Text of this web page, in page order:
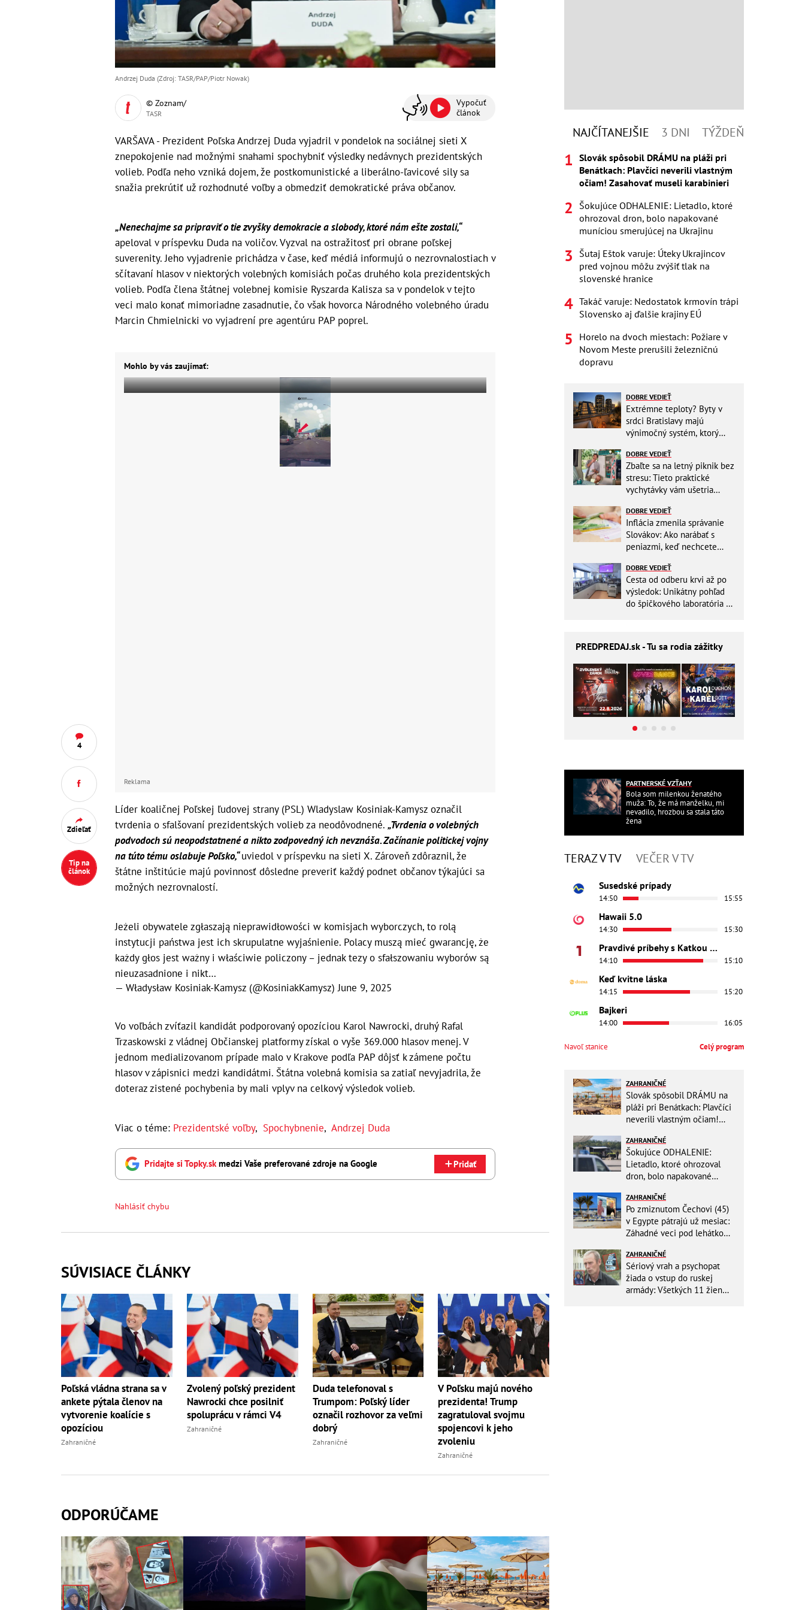
4
Zdieľať
Tip na
článok
Andrzej Duda (Zdroj: TASR/PAP/Piotr Nowak)
© Zoznam/
TASR
Vypočuť
článok
VARŠAVA - Prezident Poľska Andrzej Duda vyjadril v pondelok na sociálnej sieti X
znepokojenie nad možnými snahami spochybniť výsledky nedávnych prezidentských
volieb. Podľa neho vzniká dojem, že postkomunistické a liberálno-ľavicové sily sa
snažia prekrútiť už rozhodnuté voľby a obmedziť demokratické práva občanov.
„Nenechajme sa pripraviť o tie zvyšky demokracie a slobody, ktoré nám ešte zostali,“
apeloval v príspevku Duda na voličov. Vyzval na ostražitosť pri obrane poľskej
suverenity. Jeho vyjadrenie prichádza v čase, keď médiá informujú o nezrovnalostiach v
sčítavaní hlasov v niektorých volebných komisiách počas druhého kola prezidentských
volieb. Podľa člena štátnej volebnej komisie Ryszarda Kalisza sa v pondelok v tejto
veci malo konať mimoriadne zasadnutie, čo však hovorca Národného volebného úradu
Marcin Chmielnicki vo vyjadrení pre agentúru PAP poprel.
Mohlo by vás zaujímať:
Reklama
Líder koaličnej Poľskej ľudovej strany (PSL) Wladyslaw Kosiniak-Kamysz označil
tvrdenia o sfalšovaní prezidentských volieb za neodôvodnené. „Tvrdenia o volebných
podvodoch sú neopodstatnené a nikto zodpovedný ich nevznáša. Začínanie politickej vojny
na túto tému oslabuje Poľsko,“uviedol v príspevku na sieti X. Zároveň zdôraznil, že
štátne inštitúcie majú povinnosť dôsledne preveriť každý podnet občanov týkajúci sa
možných nezrovnalostí.
Jeżeli obywatele zgłaszają nieprawidłowości w komisjach wyborczych, to rolą
instytucji państwa jest ich skrupulatne wyjaśnienie. Polacy muszą mieć gwarancję, że
każdy głos jest ważny i właściwie policzony – jednak tezy o sfałszowaniu wyborów są
nieuzasadnione i nikt…
— Władysław Kosiniak-Kamysz (@KosiniakKamysz)June 9, 2025
Vo voľbách zvíťazil kandidát podporovaný opozíciou Karol Nawrocki, druhý Rafal
Trzaskowski z vládnej Občianskej platformy získal o vyše 369.000 hlasov menej. V
jednom medializovanom prípade malo v Krakove podľa PAP dôjsť k zámene počtu
hlasov v zápisnici medzi kandidátmi. Štátna volebná komisia sa zatiaľ nevyjadrila, že
doteraz zistené pochybenia by mali vplyv na celkový výsledok volieb.
Viac o téme: Prezidentské voľby, Spochybnenie, Andrzej Duda
Pridajte si Topky.skmedzi Vaše preferované zdroje na Google Pridať
Nahlásiť chybu
SÚVISIACE ČLÁNKY
Poľská vládna strana sa v
ankete pýtala členov na
vytvorenie koalície s
opozíciou
Zahraničné
Zvolený poľský prezident
Nawrocki chce posilniť
spoluprácu v rámci V4
Zahraničné
Duda telefonoval s
Trumpom: Poľský líder
označil rozhovor za veľmi
dobrý
Zahraničné
V Poľsku majú nového
prezidenta! Trump
zagratuloval svojmu
spojencovi k jeho
zvoleniu
Zahraničné
ODPORÚČAME
NAJČÍTANEJŠIE 3 DNI TÝŽDEŇ
Slovák spôsobil DRÁMU na pláži pri
Benátkach: Plavčíci neverili vlastným
očiam! Zasahovať museli karabinieri
Šokujúce ODHALENIE: Lietadlo, ktoré
ohrozoval dron, bolo napakované
muníciou smerujúcej na Ukrajinu
Šutaj Eštok varuje: Úteky Ukrajincov
pred vojnou môžu zvýšiť tlak na
slovenské hranice
Takáč varuje: Nedostatok krmovín trápi
Slovensko aj ďalšie krajiny EÚ
Horelo na dvoch miestach: Požiare v
Novom Meste prerušili železničnú
dopravu
DOBRE VEDIEŤ
Extrémne teploty? Byty v
srdci Bratislavy majú
výnimočný systém, ktorý
DOBRE VEDIEŤ
Zbaľte sa na letný piknik bez
stresu: Tieto praktické
vychytávky vám ušetria
DOBRE VEDIEŤ
Inflácia zmenila správanie
Slovákov: Ako narábať s
peniazmi, keď nechcete
DOBRE VEDIEŤ
Cesta od odberu krvi až po
výsledok: Unikátny pohľad
do špičkového laboratória na
PREDPREDAJ.sk - Tu sa rodia zážitky
PARTNERSKÉ VZŤAHY
Bola som milenkou ženatého
muža: To, že má manželku, mi
nevadilo, hrozbou sa stala táto
žena
TERAZ V TV VEČER V TV
Susedské prípady
14:50 15:55
Hawaii 5.0
14:30 15:30
Pravdivé príbehy s Katkou Brychtovou
14:10 15:10
Keď kvitne láska
14:15 15:20
Bajkeri
14:00 16:05
Navoľ stanice Celý program
ZAHRANIČNÉ
Slovák spôsobil DRÁMU na
pláži pri Benátkach: Plavčíci
neverili vlastným očiam!
ZAHRANIČNÉ
Šokujúce ODHALENIE:
Lietadlo, ktoré ohrozoval
dron, bolo napakované
Ukrajinu
ZAHRANIČNÉ
Po zmiznutom Čechovi (45)
v Egypte pátrajú už mesiac:
Záhadné veci pod lehátkom,
vypovede
ZAHRANIČNÉ
Sériový vrah a psychopat
žiada o vstup do ruskej
armády: Všetkých 11 žien